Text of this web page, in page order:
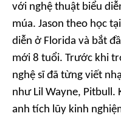
với nghệ thuật biểu
múa. Jason theo học
diễn ở Florida và bắt
mới 8 tuổi. Trước khi
nghệ sĩ đã từng viết
như Lil Wayne, Pitbull.
anh tích lũy kinh